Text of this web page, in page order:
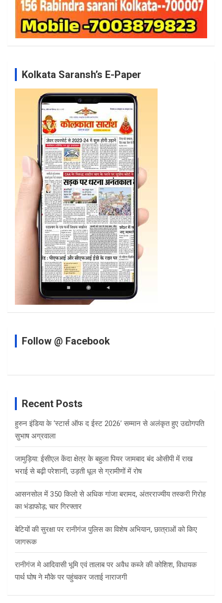
Kolkata Saransh’s E-Paper
Follow @ Facebook
Recent Posts
हुरुन इंडिया के ‘स्टार्स ऑफ द ईस्ट 2026’ सम्मान से अलंकृत हुए उद्योगपति
सुभाष अग्रवाला
जामुड़िया: ईसीएल केंदा क्षेत्र के बहुला पियर जामबाद बंद ओसीपी में राख
भराई से बढ़ी परेशानी, उड़ती धूल से ग्रामीणों में रोष
आसनसोल में 350 किलो से अधिक गांजा बरामद, अंतरराज्यीय तस्करी गिरोह
का भंडाफोड़; चार गिरफ्तार
बेटियों की सुरक्षा पर रानीगंज पुलिस का विशेष अभियान, छात्राओं को किए
जागरूक
रानीगंज मे आदिवासी भूमि एवं तालाब पर अवैध कब्जे की कोशिश, विधायक
पार्थ घोष ने मौके पर पहुंचकर जताई नाराजगी